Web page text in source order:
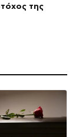
της